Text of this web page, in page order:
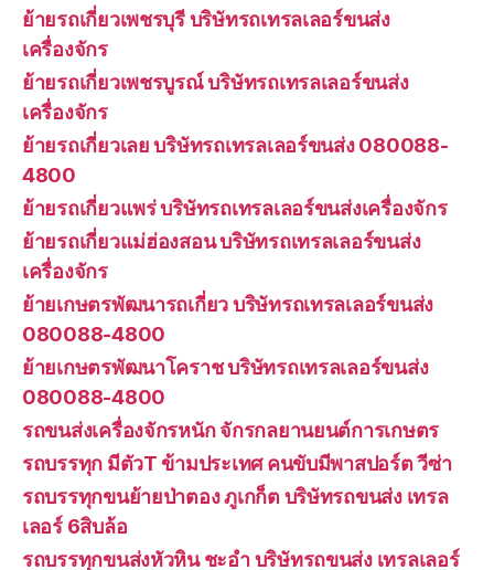
ย้ายรถเกี่ยวเพชรบุรี บริษัทรถเทรลเลอร์ขนส่ง
เครื่องจักร
ย้ายรถเกี่ยวเพชรบูรณ์ บริษัทรถเทรลเลอร์ขนส่ง
เครื่องจักร
ย้ายรถเกี่ยวเลย บริษัทรถเทรลเลอร์ขนส่ง 080088-
4800
ย้ายรถเกี่ยวแพร่ บริษัทรถเทรลเลอร์ขนส่งเครื่องจักร
ย้ายรถเกี่ยวแม่ฮ่องสอน บริษัทรถเทรลเลอร์ขนส่ง
เครื่องจักร
ย้ายเกษตรพัฒนารถเกี่ยว บริษัทรถเทรลเลอร์ขนส่ง
080088-4800
ย้ายเกษตรพัฒนาโคราช บริษัทรถเทรลเลอร์ขนส่ง
080088-4800
รถขนส่งเครื่องจักรหนัก จักรกลยานยนต์การเกษตร
รถบรรทุก มีตัวT ข้ามประเทศ คนขับมีพาสปอร์ต วีซ่า
รถบรรทุกขนย้ายป่าตอง ภูเกก็ต บริษัทรถขนส่ง เทรล
เลอร์ 6สิบล้อ
รถบรรทุกขนส่งหัวหิน ชะอำ บริษัทรถขนส่ง เทรลเลอร์